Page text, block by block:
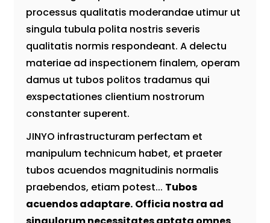
processus qualitatis moderandae utimur ut
singula tubula polita nostris severis
qualitatis normis respondeant. A delectu
materiae ad inspectionem finalem, operam
damus ut tubos politos tradamus qui
exspectationes clientium nostrorum
constanter superent.
JINYO infrastructuram perfectam et
manipulum technicum habet, et praeter
tubos acuendos magnitudinis normalis
praebendos, etiam potest... Tubos
acuendos adaptare. Officia nostra ad